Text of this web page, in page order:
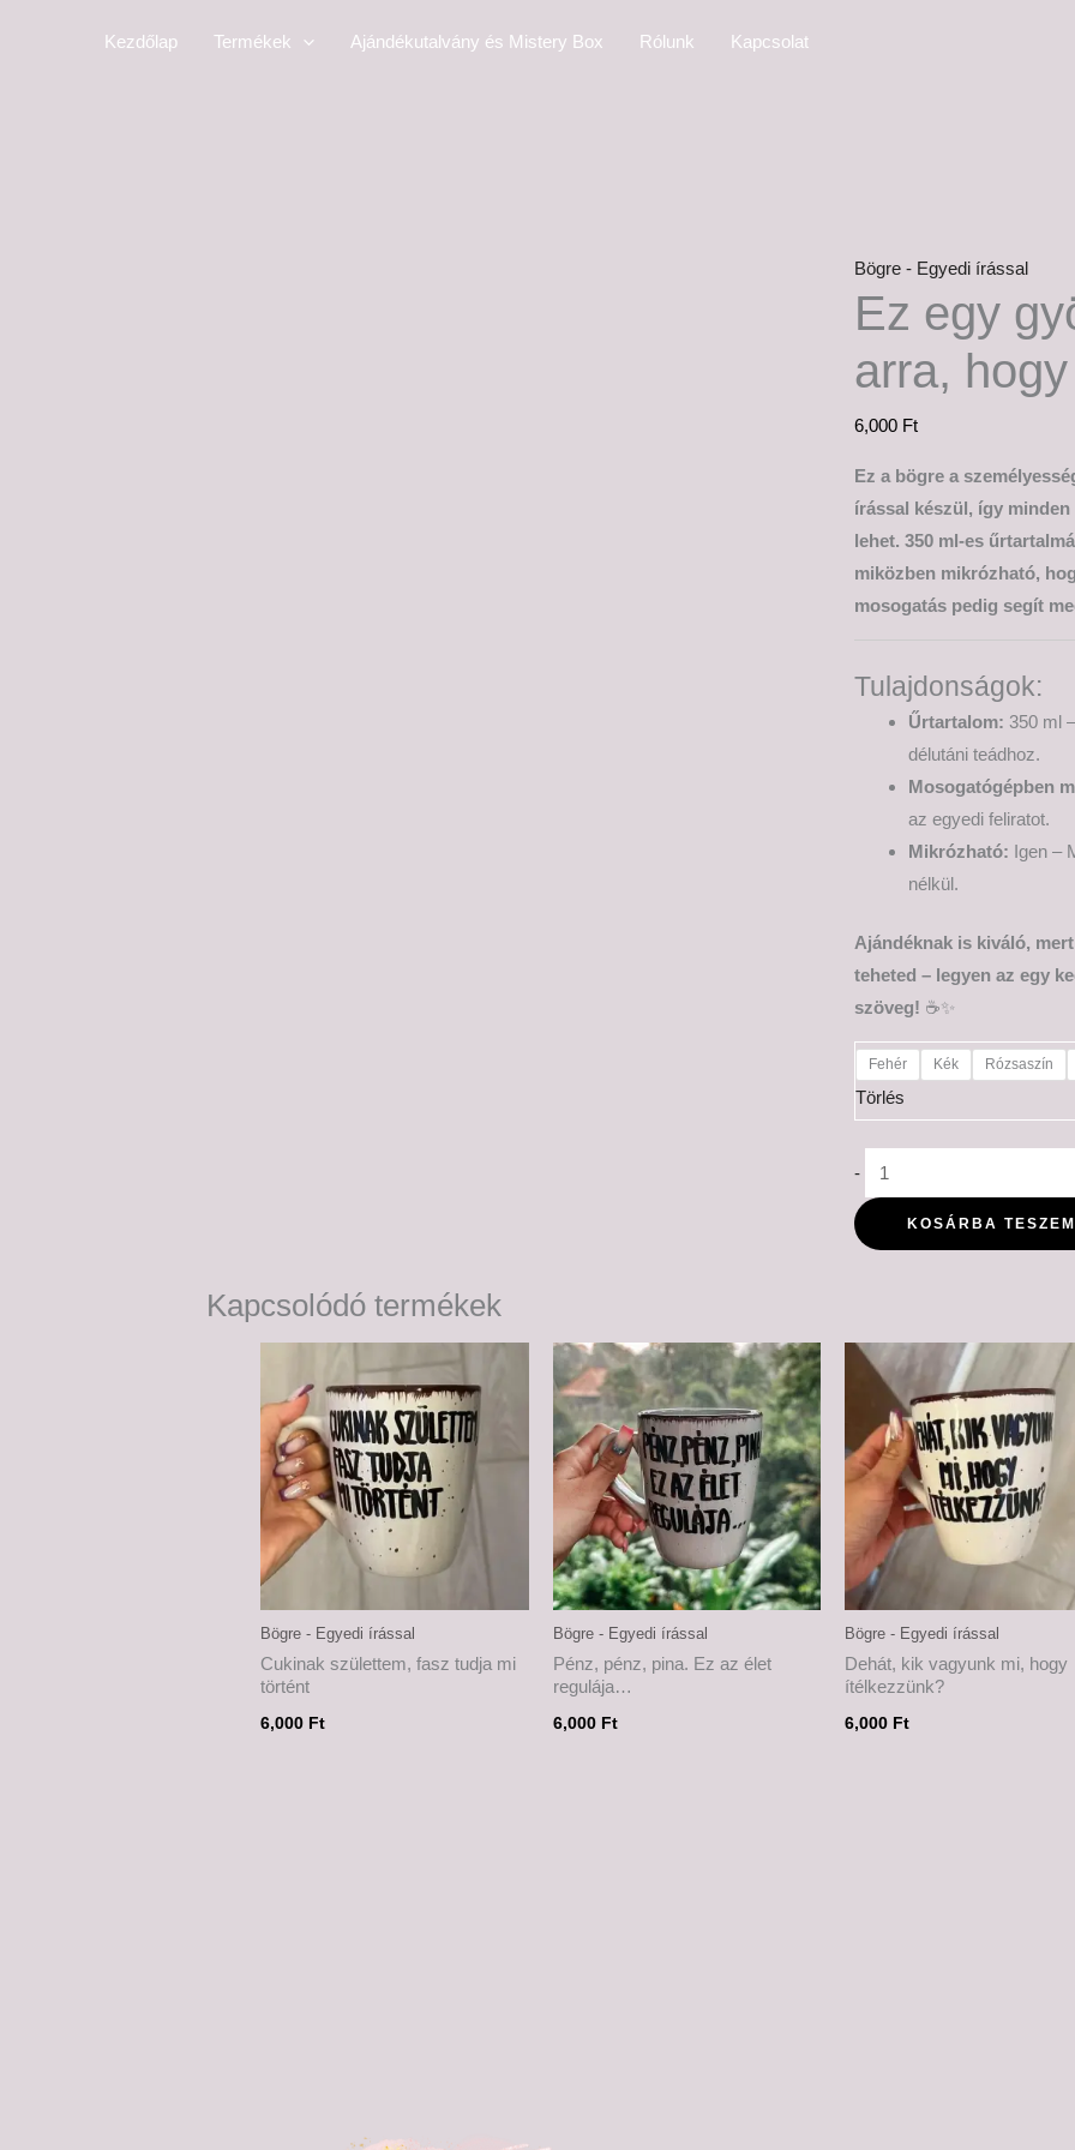
Kezdőlap Termékek Ajándékutalvány és Mistery Box Rólunk Kapcsolat
Bögre - Egyedi írással
Ez egy
arra,
6,000 Ft
Ez a bögre a
írással készül, így
lehet. 350 ml-es
miközben mikrózható,
mosogatás pedig segít
Tulajdonságok:
Űrtartalom: 350 ml
délutáni teádhoz.
Mosogatógépben
az egyedi feliratot.
Mikrózható: Igen –
nélkül.
Ajándéknak is kiváló,
teheted – legyen az egy
szöveg! ☕✨
Fehér Kék Rózsaszín
Törlés
-
mennyiség
KOSÁRBA
Kapcsolódó termékek
Bögre - Egyedi írással
Cukinak születtem, fasz tudja mi
történt
6,000 Ft
Bögre - Egyedi írással
Pénz, pénz, pina. Ez az élet
regulája…
6,000 Ft
Bögre - Egyedi írással
Dehát, kik vagyunk mi, hogy
ítélkezzünk?
6,000 Ft